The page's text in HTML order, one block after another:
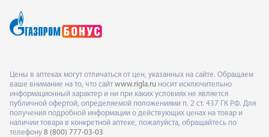
Цены в аптеках могут отличаться от цен, указанных на сайте. Обращаем
ваше внимание на то, что сайт www.rigla.ru носит исключительно
информационный характер и ни при каких условиях не является
публичной офертой, определяемой положениями п. 2 ст. 437 ГК РФ. Для
получения подробной информации о действующих ценах на товар и
наличии товара в конкретной аптеке, пожалуйста, обращайтесь по
телефону 8 (800) 777-03-03